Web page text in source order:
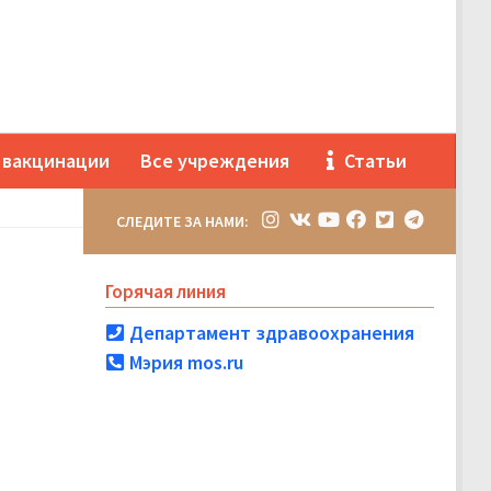
вакцинации Все учреждения Статьи
СЛЕДИТЕ ЗА НАМИ:
Горячая линия
Департамент здравоохранения
Мэрия mos.ru